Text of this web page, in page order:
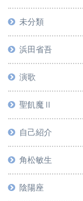
未分類
浜田省吾
演歌
聖飢魔Ⅱ
自己紹介
角松敏生
陰陽座